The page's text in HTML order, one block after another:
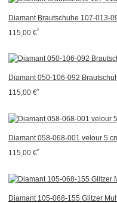
Diamant Brautschuhe 107-013-
115,00 €*
Diamant 050-106-092
115,00 €*
Diamant 058-068-001 velour 5
115,00 €*
Diamant 105-068-155 Glitzer